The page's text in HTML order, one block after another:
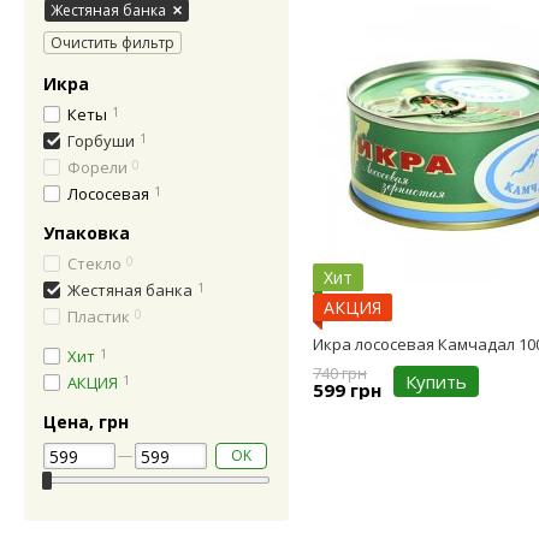
Хит
АКЦИЯ
Икра лососевая Камчадал
740 грн
599 грн Купить
Жестяная банка
Очистить фильтр
Икра
Кеты 1
Горбуши 1
Форели 0
Лососевая 1
Упаковка
Стекло 0
Жестяная банка 1
Пластик 0
Хит 1
АКЦИЯ 1
Цена, грн
OK